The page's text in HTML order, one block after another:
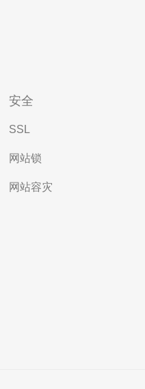
安全
SSL
网站锁
网站容灾